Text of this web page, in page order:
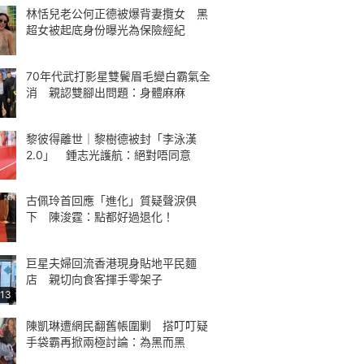
林恬兒老公何正德被爆背妻攬女 黑
超女被起底身份曝光為保險經紀
70年代武打影星雙鬢眉毛變白霸氣全
消 親認雙腳出問題：身體麻麻
黎彼得離世｜黎樹德被封「李泳漢
2.0」 鍾志光護航：絕對唔同意
古佩玲首回應「進化」質疑聲淚俱
下 陳浚霆：點都好過退化！
巨星夫婦回流香港現身貼地平民麵
店 親切向食客揮手零架子
陳凱琳遭網民翻舊帳圍剿 搭叮叮疑
手袋霸再掀兩極討論：為黑而黑